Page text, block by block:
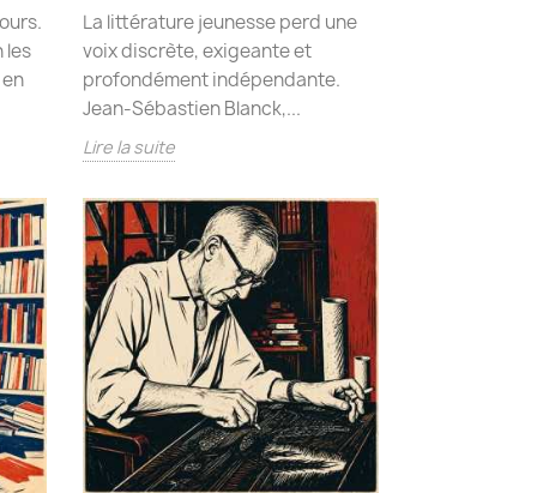
les
La littérature jeunesse perd une
voix discrète, exigeante et
profondément indépendante.
Jean-Sébastien Blanck,...
Lire la suite